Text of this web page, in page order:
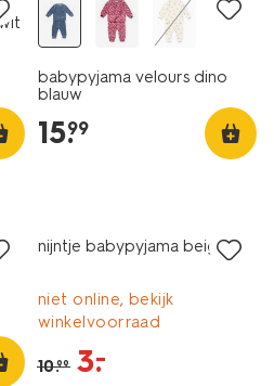
babypyjama velours dino
blauw
15.
99
nijntje babypyjama beige
niet online, bekijk
winkelvoorraad
10.99 3.
–